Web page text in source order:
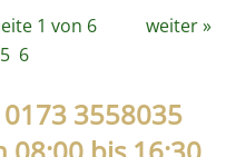
1 von 6 weiter»
5 6
3558035